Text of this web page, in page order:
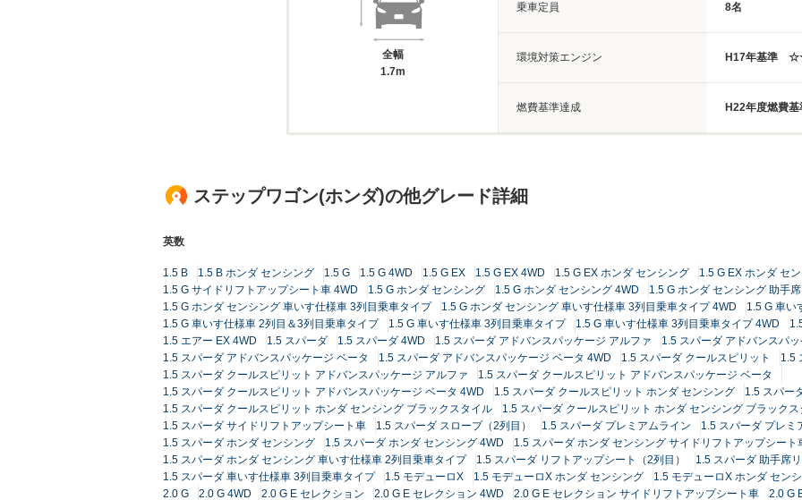
全幅
1.7m
乗車定員 8名
環境対策エンジン H17年基準
燃費基準達成 H22年度燃費
ステップワゴン(ホンダ)の他グレード詳細
英数
1.5 B 1.5 B ホンダ センシング 1.5 G 1.5 G 4WD 1.5 G EX 1.5 G EX 4WD 1.5 G EX ホンダ センシング
1.5 G EX ホンダ セ
1.5 G サイドリフトアップシート車 4WD
1.5 G ホンダ センシング 1.5 G ホンダ センシング 4WD
1.5 G ホンダ センシング 助手
1.5 G ホンダ センシング 車いす仕様車 3列目乗車タイプ
1.5 G ホンダ センシング 車いす仕様車 3列目乗車タイプ 4WD
1.5 G 車い
1.5 G 車いす仕様車 2列目＆3列目乗車タイプ
1.5 G 車いす仕様車 3列目乗車タイプ 1.5 G 車いす仕様車 3列目乗車タイプ 4WD
1.5 エアー EX 4WD
1.5 スパーダ 1.5 スパーダ 4WD 1.5 スパーダ アドバンスパッケージ アルファ
1.5 スパーダ アドバンスパ
1.5 スパーダ アドバンスパッケージ ベータ
1.5 スパーダ アドバンスパッケージ ベータ 4WD 1.5 スパーダ クールスピリット
1.5
1.5 スパーダ クールスピリット アドバンスパッケージ アルファ
1.5 スパーダ クールスピリット アドバンスパッケージ ベータ
1.5 スパーダ クールスピリット アドバンスパッケージ ベータ 4WD
1.5 スパーダ クールスピリット ホンダ センシング
1.5 スパー
1.5 スパーダ クールスピリット ホンダ センシング ブラックスタイル
1.5 スパーダ クールスピリット ホンダ センシング ブラック
1.5 スパーダ サイドリフトアップシート車
1.5 スパーダ スロープ（2列目） 1.5 スパーダ プレミアムライン
1.5 スパーダ プレミ
1.5 スパーダ ホンダ センシング
1.5 スパーダ ホンダ センシング 4WD
1.5 スパーダ ホンダ センシング サイドリフトアップシート
1.5 スパーダ ホンダ センシング 車いす仕様車 2列目乗車タイプ
1.5 スパーダ リフトアップシート（2列目）
1.5 スパーダ 助手席
1.5 スパーダ 車いす仕様車 3列目乗車タイプ
1.5 モデューロX 1.5 モデューロX ホンダ センシング
1.5 モデューロX ホンダ セン
2.0 G
2.0 G 4WD 2.0 G E セレクション 2.0 G E セレクション 4WD 2.0 G E セレクション サイドリフトアップシート車
2.0 G